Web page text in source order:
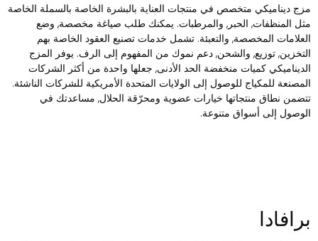
ديناميكي متخصص في منتجات العناية بالبشرة الخاصة بالسملة الخاصة
المنظفات, الحبر, والمرطبات. يمكنك طلب صياغة مخصصة, وضع
المخصصة, والتعبئة. تشمل خدمات تصنيع العقود الخاصة بهم
توزيع, والشحن, دعم نموك من المفهوم إلى الرف. يوفر المزج
كميات منخفضة الحد الأدنى, جعلها واحدة من أكثر الشركات
للمكياج للوصول إلى الولايات المتحدة الأمريكية للشركات الناشئة.
نطاق منتجاتها خيارات عضوية ومحرّقة الحلال, مساعدتك في
إلى أسواق متنوعة.